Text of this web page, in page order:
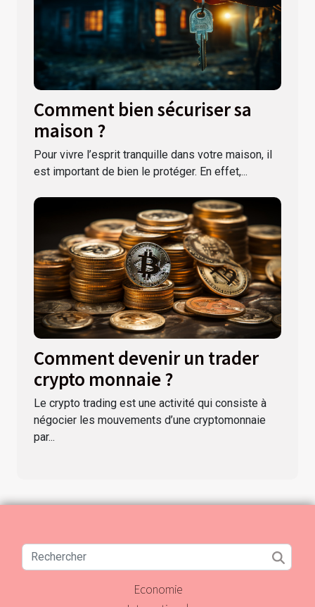
Comment bien sécuriser sa
maison ?
Pour vivre l’esprit tranquille dans votre maison, il
est important de bien le protéger. En effet,...
Comment devenir un trader
crypto monnaie ?
Le crypto trading est une activité qui consiste à
négocier les mouvements d’une cryptomonnaie
par...
Economie